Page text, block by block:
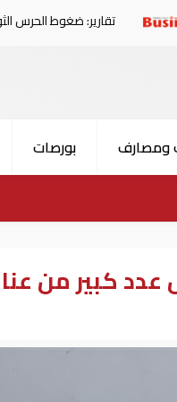
ضغوط الحرس الثوري عرقلت
ومصارف بورصات
كبير من